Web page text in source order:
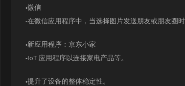
•微信
-在微信应用程序中，当选择图片发送朋友或朋友圈
•新应用程序：京东小家
-IoT 应用程序以连接家电产品等。
•提升了设备的整体稳定性。